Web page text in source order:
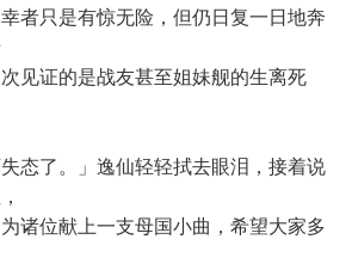
者只是有惊无险，但仍日复一日地奔
见证的是战友甚至姐妹舰的生离死
了。」逸仙轻轻拭去眼泪，接着说
诸位献上一支母国小曲，希望大家多